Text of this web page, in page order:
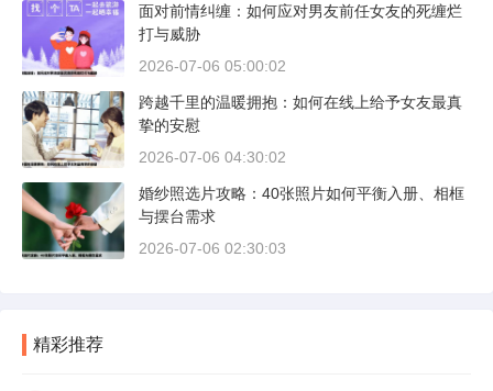
面对前情纠缠：如何应对男友前任女友的死缠烂
打与威胁
2026-07-06 05:00:02
跨越千里的温暖拥抱：如何在线上给予女友最真
挚的安慰
2026-07-06 04:30:02
婚纱照选片攻略：40张照片如何平衡入册、相框
与摆台需求
2026-07-06 02:30:03
精彩推荐